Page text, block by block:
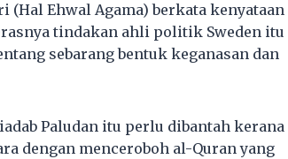
(Hal Ehwal Agama) berkata kenyataan
tindakan ahli politik Sweden itu
sebarang bentuk keganasan dan
Paludan itu perlu dibantah kerana
dengan menceroboh al-Quran yang